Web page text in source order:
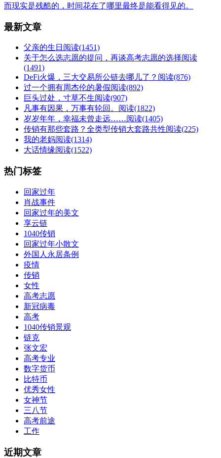
而现实是残酷的，时间花在了哪里最终是能看得见的。
最新文章
父亲的生日 阅读(1451)
关于怎么选志愿的提问，再谈高考志愿的选择阅读
(1491)
DeFi火爆，三大交易所公链去哪儿了？ 阅读(876)
过一个拥有周杰伦的暑假阅读(892)
巨头过处，寸草不生阅读(907)
凡事有因果，万事有轮回。 阅读(1822)
岁岁年年，幸福未曾走远……阅读(1405)
传销有那些套路？全类型传销大套路共性阅读(225)
我的老妈阅读(1314)
大话情缘阅读(1522)
热门标签
回家过年
肖战事件
回家过年的美文
享云链
1040传销
回家过年小散文
外国人永居条例
疫情
传销
女性
高考志愿
新冠病毒
高考
1040传销景观
链克
张文宏
高考专业
数字货币
比特币
优秀女性
女神节
三八节
高考前途
工作
近期文章